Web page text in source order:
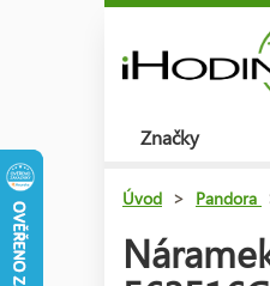
Značky
Úvod > Pandora